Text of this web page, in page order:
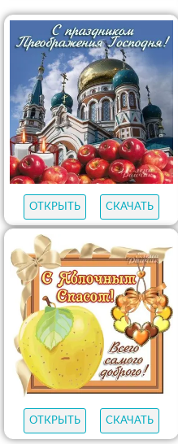
ОТКРЫТЬ СКАЧАТЬ
ОТКРЫТЬ СКАЧАТЬ